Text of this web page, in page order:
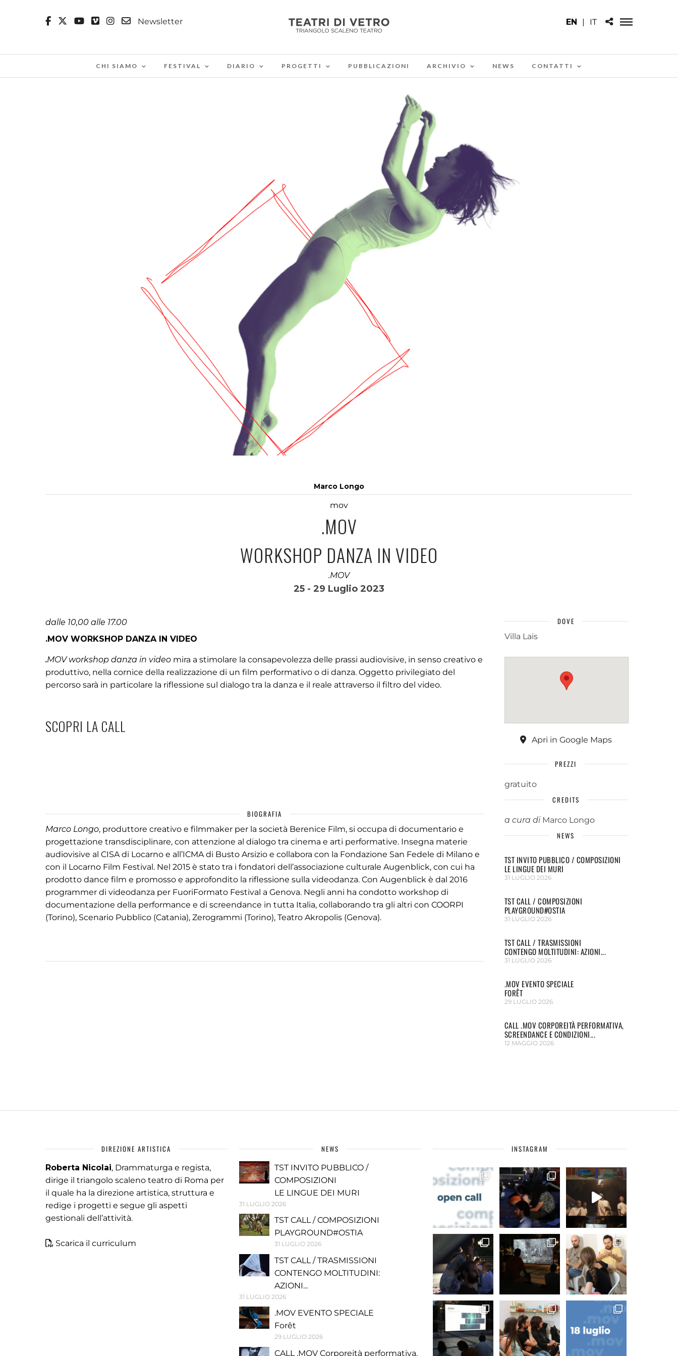
Newsletter EN | IT
CHI SIAMO FESTIVAL DIARIO PROGETTI PUBBLICAZIONI ARCHIVIO NEWS CONTATTI
Marco Longo
mov
.MOV
WORKSHOP DANZA IN VIDEO
.MOV
25 - 29 Luglio 2023
dalle 10,00 alle 17.00
.MOV WORKSHOP DANZA IN VIDEO
.MOV workshop danza in video mira a stimolare la consapevolezza delle prassi audiovisive, in senso creativo e
produttivo, nella cornice della realizzazione di un film performativo o di danza. Oggetto privilegiato del
percorso sarà in particolare la riflessione sul dialogo tra la danza e il reale attraverso il filtro del video.
SCOPRI LA CALL
BIOGRAFIA
Marco Longo, produttore creativo e filmmaker per la società Berenice Film, si occupa di documentario e
progettazione transdisciplinare, con attenzione al dialogo tra cinema e arti performative. Insegna materie
audiovisive al CISA di Locarno e all’ICMA di Busto Arsizio e collabora con la Fondazione San Fedele di Milano e
con il Locarno Film Festival. Nel 2015 è stato tra i fondatori dell’associazione culturale Augenblick, con cui ha
prodotto dance film e promosso e approfondito la riflessione sulla videodanza. Con Augenblick è dal 2016
programmer di videodanza per FuoriFormato Festival a Genova. Negli anni ha condotto workshop di
documentazione della performance e di screendance in tutta Italia, collaborando tra gli altri con COORPI
(Torino), Scenario Pubblico (Catania), Zerogrammi (Torino), Teatro Akropolis (Genova).
DOVE
Villa Lais
Apri in Google Maps
PREZZI
gratuito
CREDITS
a cura diMarco Longo
NEWS
TST INVITO PUBBLICO / COMPOSIZIONI
LE LINGUE DEI MURI
31 LUGLIO 2026
TST CALL / COMPOSIZIONI
PLAYGROUND#OSTIA
31 LUGLIO 2026
TST CALL / TRASMISSIONI
CONTENGO MOLTITUDINI: AZIONI...
31 LUGLIO 2026
.MOV EVENTO SPECIALE
FORÊT
29 LUGLIO 2026
CALL .MOV CORPOREITÀ PERFORMATIVA,
SCREENDANCE E CONDIZIONI...
12 MAGGIO 2026
DIREZIONE ARTISTICA
Roberta Nicolai, Drammaturga e regista,
dirige il triangolo scaleno teatro di Roma per
il quale ha la direzione artistica, struttura e
redige i progetti e segue gli aspetti
gestionali dell’attività.
Scarica il curriculum
NEWS
TST INVITO PUBBLICO /
COMPOSIZIONI
LE LINGUE DEI MURI
31 LUGLIO 2026
TST CALL / COMPOSIZIONI
PLAYGROUND#OSTIA
31 LUGLIO 2026
TST CALL / TRASMISSIONI
CONTENGO MOLTITUDINI:
AZIONI...
31 LUGLIO 2026
.MOV EVENTO SPECIALE
Forêt
29 LUGLIO 2026
CALL .MOV Corporeità performativa,
INSTAGRAM